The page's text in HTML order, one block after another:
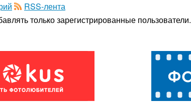
RSS-лента
толькозарегистрированные пользователи.